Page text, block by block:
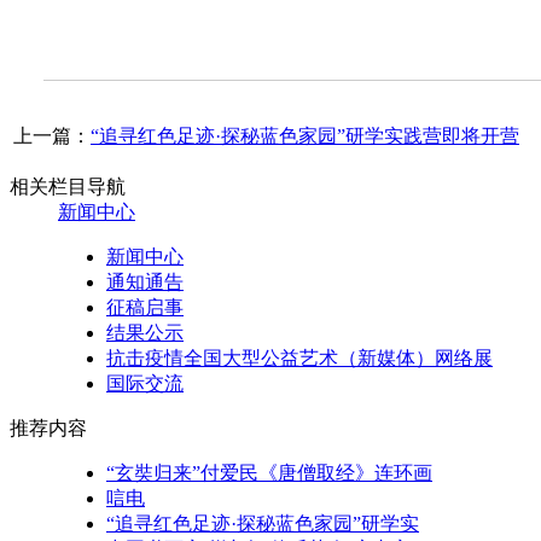
上一篇： “追寻红色足迹·探秘蓝色家园”研学实践营即将开营
相关栏目导航
新闻中心
新闻中心
通知通告
征稿启事
结果公示
抗击疫情全国大型公益艺术（新媒体）网络展
国际交流
推荐内容
“玄奘归来”付爱民《唐僧取经》连环画
唁电
“追寻红色足迹·探秘蓝色家园”研学实